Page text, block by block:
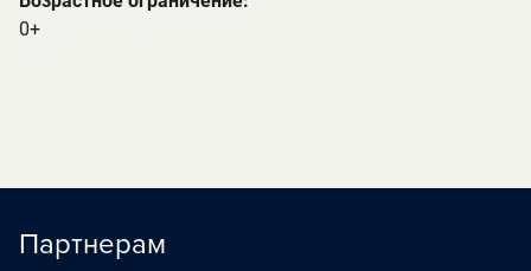
0+
Партнерам